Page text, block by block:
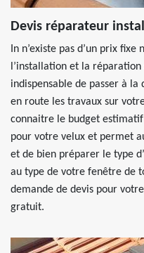
Devis réparateur
In n’existe pas d’un prix
l’installation et la réparation
indispensable de passer à
en route les travaux sur
connaitre le budget
pour votre velux et permet
et de bien préparer le type
au type de votre fenêtre de
demande de devis pour
gratuit.